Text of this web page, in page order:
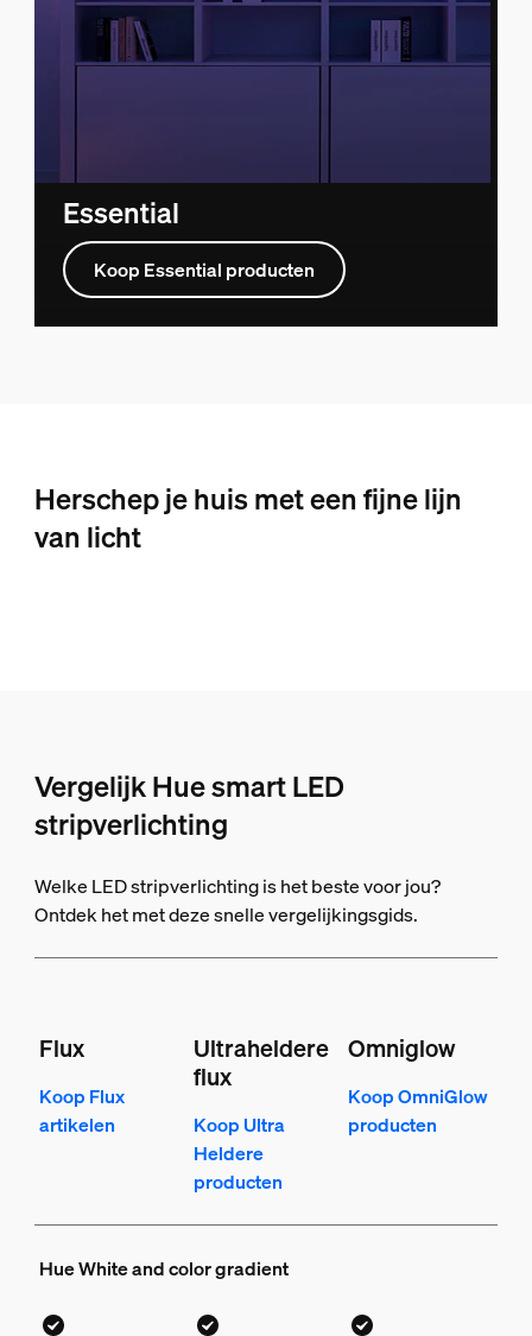
Essential
Koop Essential producten
Herschep je huis met een fijne lijn
van licht
Vergelijk Hue smart LED
stripverlichting
Welke LED stripverlichting is het beste voor jou?
Ontdek het met deze snelle vergelijkingsgids.
Flux
Koop Flux
artikelen
Ultraheldere
flux
Koop Ultra
Heldere
producten
Omniglow
Koop OmniGlow
producten
Hue White and color gradient